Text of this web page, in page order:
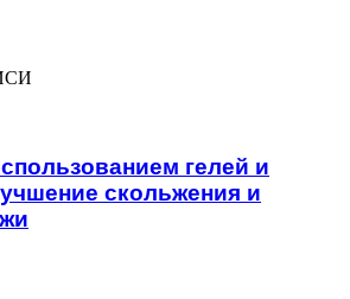
гелей и
скольжения и